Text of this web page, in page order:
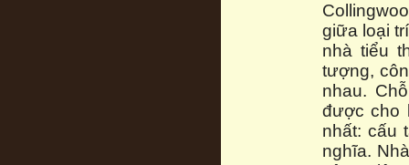
giữa loại
nhà tiểu
tượng,
nhau.
được cho
nhất: cấu
nghĩa.